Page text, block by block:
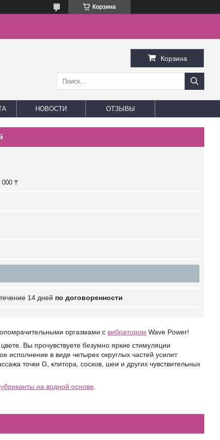
Корзина
Корзина
НОВОСТИ ОТЗЫВЫ
₸
14 дней по договоренности
оргазмами с вибратором Wave Power!
Вы прочувствуете безумно яркие стимуляции
исполнение в виде четырех округлых частей усилит
точки G, клитора, сосков, шеи и других чувствительных
на водной основе